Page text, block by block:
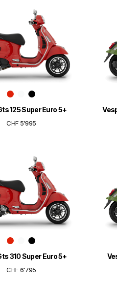
125 Super Euro 5+
CHF 5'995
310 Super Euro 5+
CHF 6'795